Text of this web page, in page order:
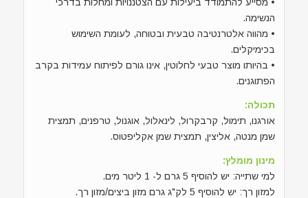
הנשימה.
• מהווה אלטרנטיבה טבעית ובטוחה, לעומת השימוש
בכימיקלים.
• בהיותו מוצר טבעי לחלוטין, אינו גורם לפיתוח עמידות בקרב
הפתוגנים.
תכולה:
אורגנו, תימול, קרבקרול, לינאלול, אוגנול, טרפנים, תמצית
שמן מנטה, אליצין, תמצית שמן אקליפטוס.
מינון מומלץ:
למי שתייה: יש להוסיף 5 גרם ל- 1 ליטר מים.
למזון רך: יש להוסיף 5 לק"ג גרם מזון ביצים/מזון רך.